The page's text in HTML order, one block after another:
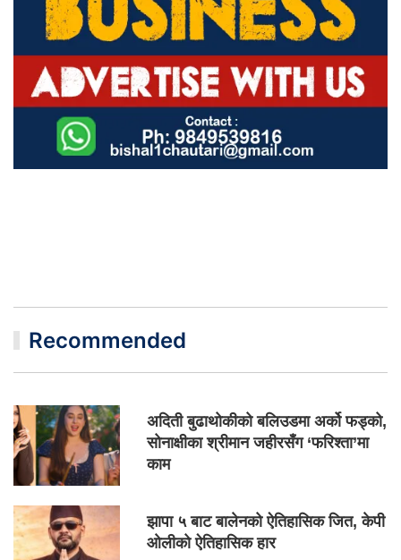
Recommended
अदिती बुढाथोकीको बलिउडमा अर्को फड्को,
सोनाक्षीका श्रीमान जहीरसँग ‘फरिश्ता’मा
काम
झापा ५ बाट बालेनको ऐतिहासिक जित, केपी
ओलीको ऐतिहासिक हार